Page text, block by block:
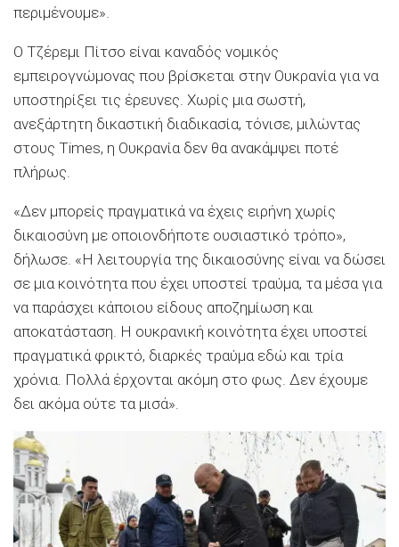
περιμένουμε».
Ο Τζέρεμι Πίτσο είναι καναδός νομικός
εμπειρογνώμονας που βρίσκεται στην Ουκρανία για να
υποστηρίξει τις έρευνες. Χωρίς μια σωστή,
ανεξάρτητη δικαστική διαδικασία, τόνισε, μιλώντας
στους Times, η Ουκρανία δεν θα ανακάμψει ποτέ
πλήρως.
«Δεν μπορείς πραγματικά να έχεις ειρήνη χωρίς
δικαιοσύνη με οποιονδήποτε ουσιαστικό τρόπο»,
δήλωσε. «Η λειτουργία της δικαιοσύνης είναι να δώσει
σε μια κοινότητα που έχει υποστεί τραύμα, τα μέσα για
να παράσχει κάποιου είδους αποζημίωση και
αποκατάσταση. Η ουκρανική κοινότητα έχει υποστεί
πραγματικά φρικτό, διαρκές τραύμα εδώ και τρία
χρόνια. Πολλά έρχονται ακόμη στο φως. Δεν έχουμε
δει ακόμα ούτε τα μισά».